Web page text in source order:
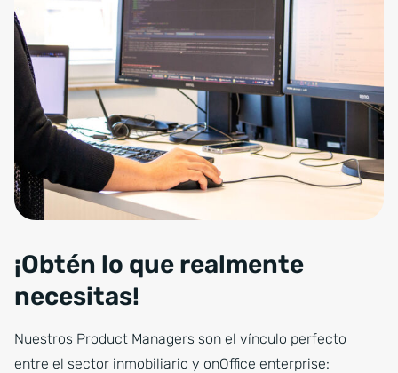
¡Obtén lo que realmente
necesitas!
Nuestros Product Managers son el vínculo perfecto
entre el sector inmobiliario y onOffice enterprise: